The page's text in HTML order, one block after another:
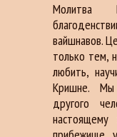
Молитва
вайшнавов.
только тем,
любить,
Кришне. Мы
другого
настоящему